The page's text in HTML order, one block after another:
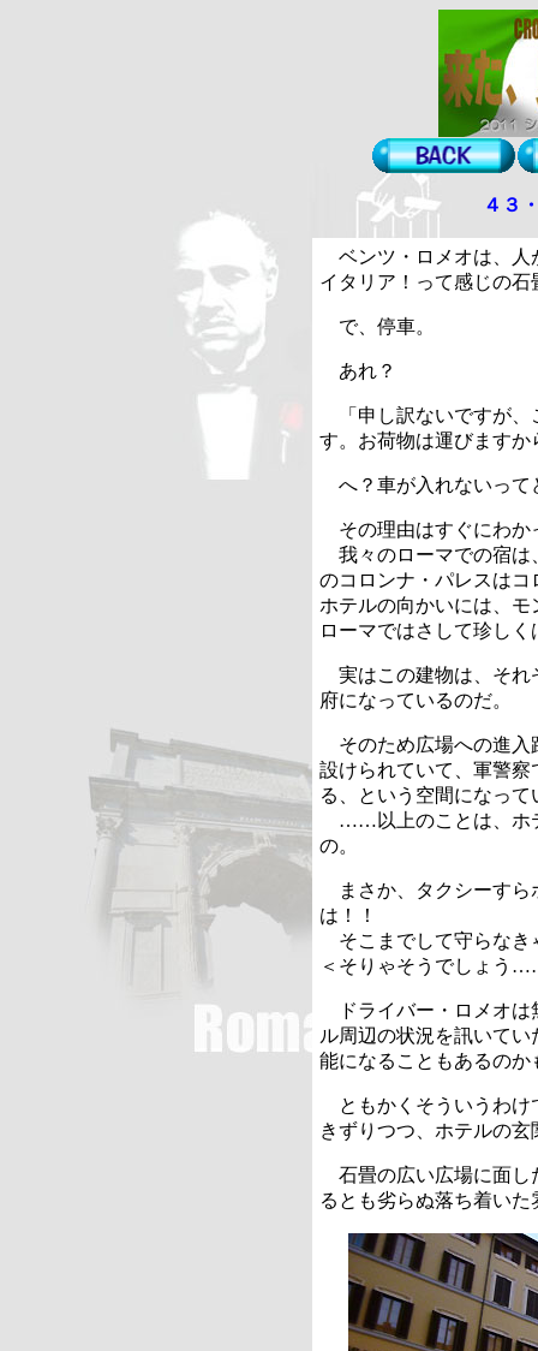
４３
ベンツ・ロメオは、人
イタリア！って感じの石
で、停車。
あれ？
「申し訳ないですが、
す。お荷物は運びます
へ？車が入れないって
その理由はすぐにわか
我々のローマでの宿は
のコロンナ・パレスは
ホテルの向かいには、
ローマではさして珍し
実はこの建物は、それ
府になっているのだ。
そのため広場への進入
設けられていて、軍警
る、という空間になって
……以上のことは、ホ
の。
まさか、タクシーすら
は！！
そこまでして守らなき
＜そりゃそうでしょう
ドライバー・ロメオは
ル周辺の状況を訊いて
能になることもあるのか
ともかくそういうわけ
きずりつつ、ホテルの玄
石畳の広い広場に面し
るとも劣らぬ落ち着い